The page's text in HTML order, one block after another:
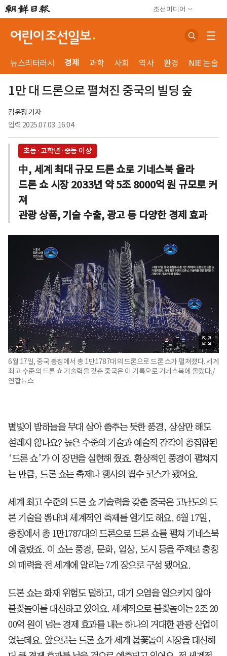
조선미디어
뉴스리터러시 경제 과학 사회 역사 환경 NIE 논술
1만 대 드론으로 펼쳐진 중국의 빌딩 숲
김윤정 기자
입력 2025.07.03. 16:04
초등·고학년·중등 이상
中, 세계 최대 규모 드론 쇼로 기네스북 올라
드론 쇼 시장 2033년 약 5조 8000억 원 규모로 커
져
관광 상품, 기술 수출, 광고 등 다양한 경제 효과
6월 17일, 중국 충칭에서 총 1만1787대의 드론으로 드론 쇼가 펼쳐졌다. 세계
최고 수준의 드론 쇼 기술력을 갖춘 중국은 이 기록으로 기네스북에 올랐다./
연합뉴스
별빛이 밤하늘을 무대 삼아 춤추는 듯한 풍경, 상상만 해도
설레지 않나요? 높은 수준의 기술과 예술적 감각이 총집합된
‘드론 쇼’가 이 장면을 실현해 줬죠. 환상적인 풍경이 펼쳐지
는 만큼, 드론 쇼는 축제나 행사의 필수 코스가 됐어요.
세계 최고 수준의 드론 쇼 기술력을 갖춘 중국은 고난도의 드
론 기술을 뽐내며 세계적인 축제를 열기도 해요. 6월 17일,
충칭에서 총 1만1787대의 드론으로 드론 쇼를 펼쳐 기네스북
에 올랐죠. 이 쇼는 풍경, 문화, 일상, 도시 등을 주제로 충칭
의 매력을 전 세계에 알리는 7개 장으로 구성 됐어요.
드론 쇼는 화재 위험도 덜하고, 대기 오염을 일으키지 않아
불꽃놀이를 대신하고 있어요. 세계적으로 불꽃놀이는 2조 20
00억 원이 넘는 경제 효과를 내는 하나의 거대한 관광 산업이
었는데요. 앞으로는 드론 쇼가 세계 불꽃놀이 시장을 대신해